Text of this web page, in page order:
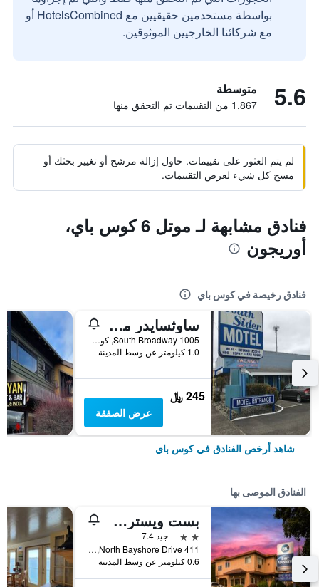
بواسطة مستخدمين حقيقيين مع HotelsCombined أو
مع شركائنا الخارجيين الموثوقين.
5.6 متوسطة
1,867 من التقييمات تم التحقق منها
لم يتم العثور على تقييمات. حاول إزالة مرشح أو تغيير بحثك أو
مسح كل شيء لعرض التقييمات.
فنادق مشابهة لـ موتل 6 كوس باي،
أوريجون
فنادق رخيصة في كوس باي
ساوثسايدر موتل
1005 South Broadway, كوس باي, OR, الولايات المتحدة الأميريكية
1.0 كيلومتر عن وسط المدينة
245 ﷼
عرض الصفقة
شاهد أرخص الفنادق في كوس باي
الفنادق الموصى بها
بست ويسترن هوليداي هوتل
2 نجمتين
جيد 7.4
411 North Bayshore Drive, كوس باي, OR, الولايات المتحدة الأميريكية
0.6 كيلومتر عن وسط المدينة